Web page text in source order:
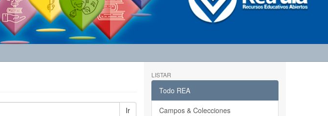
Ir
LISTAR
Todo REA
Campos & Colecciones